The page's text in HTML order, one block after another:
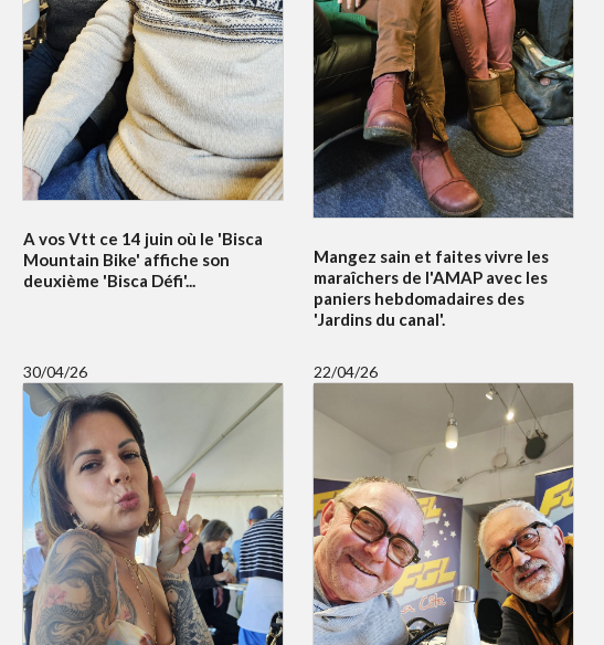
A vos Vtt ce 14 juin où le 'Bisca
Mountain Bike' affiche son
deuxième 'Bisca Défi'...
Mangez sain et faites vivre les
maraîchers de l'AMAP avec les
paniers hebdomadaires des
'Jardins du canal'.
30/04/26 22/04/26